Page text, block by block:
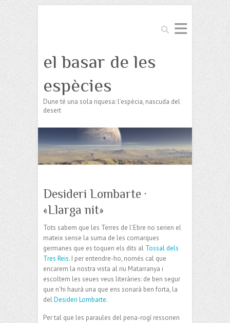
Search
el basar de les
espècies
Dune té una sola riquesa: l’espècia, nascuda del
desert
Desideri Lombarte ·
«Llarga nit»
Tots sabem que les Terres de l’Ebre no serien el
mateix sense la suma de les comarques
germanes que es toquen els dits al Tossal dels
Tres Reis. I per entendre-ho, només cal que
encarem la nostra vista al riu Matarranya i
escoltem les seues veus literàries: de ben segur
que n’hi haurà una que ens sonarà ben forta, la
delDesideri Lombarte.
Per tal que les paraules del pena-rogí ressonen